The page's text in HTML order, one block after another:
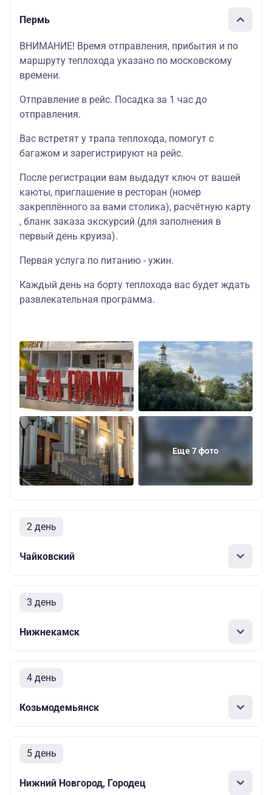
Пермь
ВНИМАНИЕ! Время отправления, прибытия и по
маршруту теплохода указано по московскому
времени.
Отправление в рейс. Посадка за 1 час до
отправления.
Вас встретят у трапа теплохода, помогут с
багажом и зарегистрируют на рейс.
После регистрации вам выдадут ключ от вашей
каюты, приглашение в ресторан (номер
закреплённого за вами столика), расчётную карту
, бланк заказа экскурсий (для заполнения в
первый день круиза).
Первая услуга по питанию - ужин.
Каждый день на борту теплохода вас будет ждать
развлекательная программа.
Еще 7 фото
2 день
Чайковский
3 день
Нижнекамск
4 день
Козьмодемьянск
5 день
Нижний Новгород, Городец